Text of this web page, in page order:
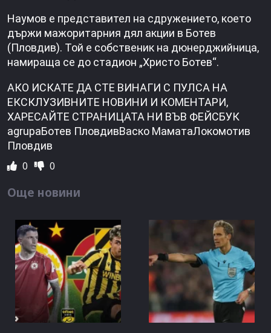
Наумов е представител на сдружението, което
държи мажоритарния дял акции в Ботев
(Пловдив). Toй е собственик на дюнерджийница,
намираща се до стадион „Христо Ботев“.
АКО ИСКАТЕ ДА СТЕ ВИНАГИ С ПУЛСА НА
ЕКСКЛУЗИВНИТЕ НОВИНИ И КОМЕНТАРИ,
ХАРЕСАЙТЕ СТРАНИЦАТА НИ ВЪВ ФЕЙСБУК
agrupaБотев ПловдивВаско МаматаЛокомотив
Пловдив
0 0
Още новини